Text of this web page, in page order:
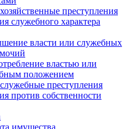
преступления
служебного характера
власти или служебных
властью или
положением
преступления
против собственности
имущества